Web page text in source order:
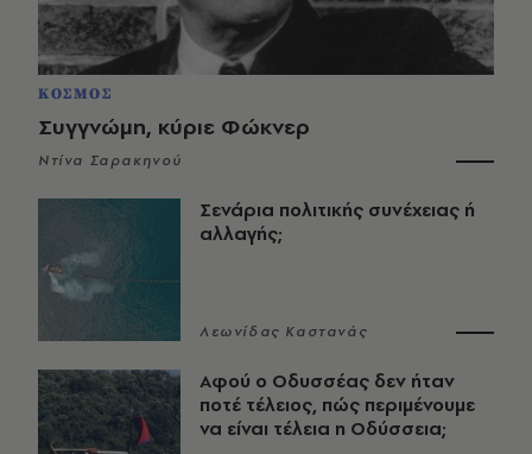
ΚΟΣΜΟΣ
Συγγνώμη, κύριε Φώκνερ
Ντίνα Σαρακηνού
Σενάρια πολιτικής συνέχειας ή
αλλαγής;
Λεωνίδας Καστανάς
Αφού ο Οδυσσέας δεν ήταν
ποτέ τέλειος, πώς περιμένουμε
να είναι τέλεια η Οδύσσεια;